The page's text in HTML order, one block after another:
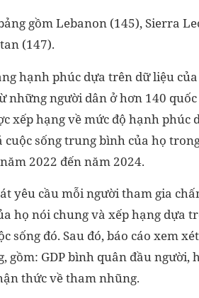
gồm Lebanon (145), Sierra
(147).
hạnh phúc dựa trên dữ liệu
những người dân ở hơn 140 quốc
xếp hạng về mức độ hạnh phúc
cuộc sống trung bình của họ
2022 đến năm 2024.
yêu cầu mỗi người tham gia
họ nói chung và xếp hạng dựa
sống đó. Sau đó, báo cáo xem
gồm: GDP bình quân đầu
thức về tham nhũng.